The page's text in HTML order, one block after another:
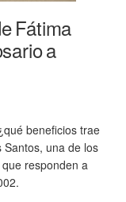
Fátima
a
beneficios trae
una de los
responden a